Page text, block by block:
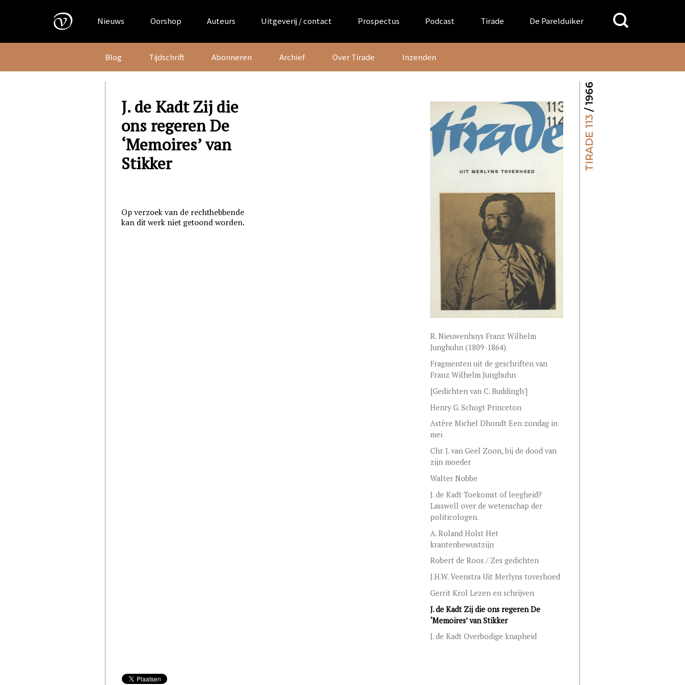
Nieuws Oorshop Auteurs Uitgeverij / contact Prospectus Podcast Tirade De Parelduiker
Search
for:
Blog Tijdschrift Abonneren Archief Over Tirade Inzenden
TIRADE 113
/ 1966
J. de Kadt Zij die
ons regeren De
‘Memoires’ van
Stikker
Op verzoek van de rechthebbende
kan dit werk niet getoond worden.
R. Nieuwenhuys Franz Wilhelm
Junghuhn (1809-1864)
Fragmenten uit de geschriften van
Franz Wilhelm Junghuhn
[Gedichten van C. Buddingh']
Henry G. Schogt Princeton
Astère Michel Dhondt Een zondag in
mei
Chr. J. van Geel Zoon, bij de dood van
zijn moeder
Walter Nobbe
J. de Kadt Toekomst of leegheid?
Lasswell over de wetenschap der
politicologen.
A. Roland Holst Het
krantenbewustzijn
Robert de Roos / Zes gedichten
J.H.W. Veenstra Uit Merlyns toverhoed
Gerrit Krol Lezen en schrijven
J. de Kadt Zij die ons regeren De
‘Memoires’ van Stikker
J. de Kadt Overbodige knapheid